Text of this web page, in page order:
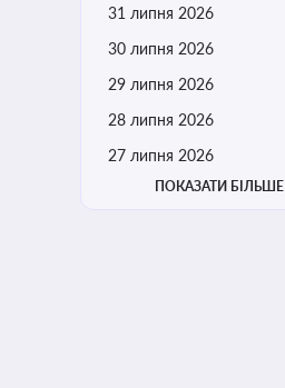
31 липня 2026
30 липня 2026
29 липня 2026
28 липня 2026
27 липня 2026
ПОКАЗАТИ БІЛЬШЕ